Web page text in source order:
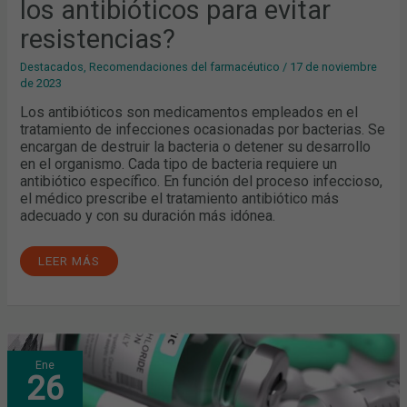
los antibióticos para evitar
resistencias?
Destacados, Recomendaciones del farmacéutico / 17 de noviembre
de 2023
Los antibióticos son medicamentos empleados en el
tratamiento de infecciones ocasionadas por bacterias. Se
encargan de destruir la bacteria o detener su desarrollo
en el organismo. Cada tipo de bacteria requiere un
antibiótico específico. En función del proceso infeccioso,
el médico prescribe el tratamiento antibiótico más
adecuado y con su duración más idónea.
LEER MÁS
Ene
26
¿CUÁL
ES
EL
USO
ADECUADO